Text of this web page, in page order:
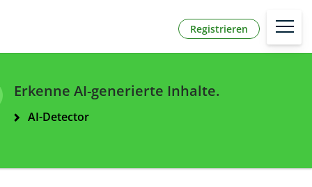
Registrieren
Erkenne AI-generierte Inhalte.
AI-Detector